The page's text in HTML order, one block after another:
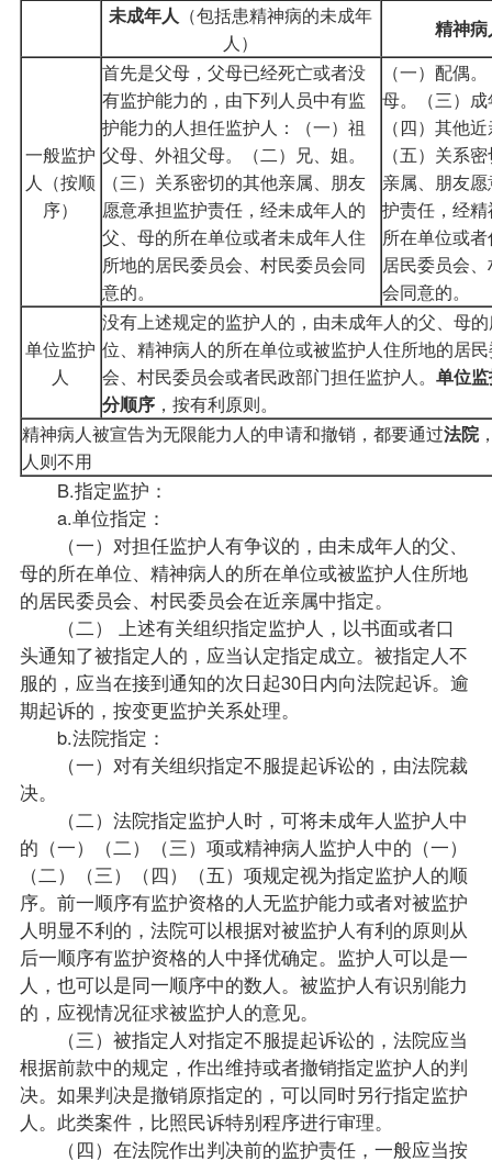
未成年人 （包括患精神病的未成年
人）
精神病
一般监护
人 （按顺
序）
首先是父母，父母已经死亡或者没
有监护能力的，由下列人员中有监
护能力的人担任监护人：
（一）祖
父母、外祖父母。
（二）兄、姐。
（三）关系密切的其他亲属、朋友
愿意承担监护责任，经未成年人的
父、母的所在单位或者未成年人住
所地的居民委员会、村民委员会同
意的。
（一）配偶。
母。
（三）
（四）其他
（五）关系
亲属、朋友
护责任，经
所在单位或
居民委员会
会同意的。
单位监护
人
没有上述规定的监护人的，由未成年人的父、母
位、精神病人的所在单位或被监护人住所地的居
会、村民委员会或者民政部门担任监护人。 单位
分顺序，按有利原则。
精神病人被宣告为无限能力人的申请和撤销，都要通过法院
人则不用
B.指定监护：
a.单位指定：
（一）对担任监护人有争议的，由未成年人的父、
母的所在单位、精神病人的所在单位或被监护人住所地
的居民委员会、村民委员会在近亲属中指定。
（二） 上述有关组织指定监护人，以书面或者口
头通知了被指定人的，应当认定指定成立。被指定人不
服的，应当在接到通知的次日起30日内向法院起诉。逾
期起诉的，按变更监护关系处理。
b.法院指定：
（一）对有关组织指定不服提起诉讼的，由法院裁
决。
（二）法院指定监护人时，可将未成年人监护人中
的（一）（二）（三）项或精神病人监护人中的（一）
（二）（三）（四）（五）项规定视为指定监护人的顺
序。前一顺序有监护资格的人无监护能力或者对被监护
人明显不利的，法院可以根据对被监护人有利的原则从
后一顺序有监护资格的人中择优确定。监护人可以是一
人，也可以是同一顺序中的数人。被监护人有识别能力
的，应视情况征求被监护人的意见。
（三）被指定人对指定不服提起诉讼的，法院应当
根据前款中的规定，作出维持或者撤销指定监护人的判
决。如果判决是撤销原指定的，可以同时另行指定监护
人。此类案件，比照民诉特别程序进行审理。
（四）在法院作出判决前的监护责任，一般应当按